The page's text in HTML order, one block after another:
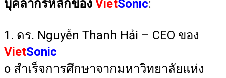
บุคลากรหลักของ VietSonic:
1. ดร. Nguyễn Thanh Hải – CEO ของ
VietSonic
o สำเร็จการศึกษาจากมหาวิทยาลัยแห่ง